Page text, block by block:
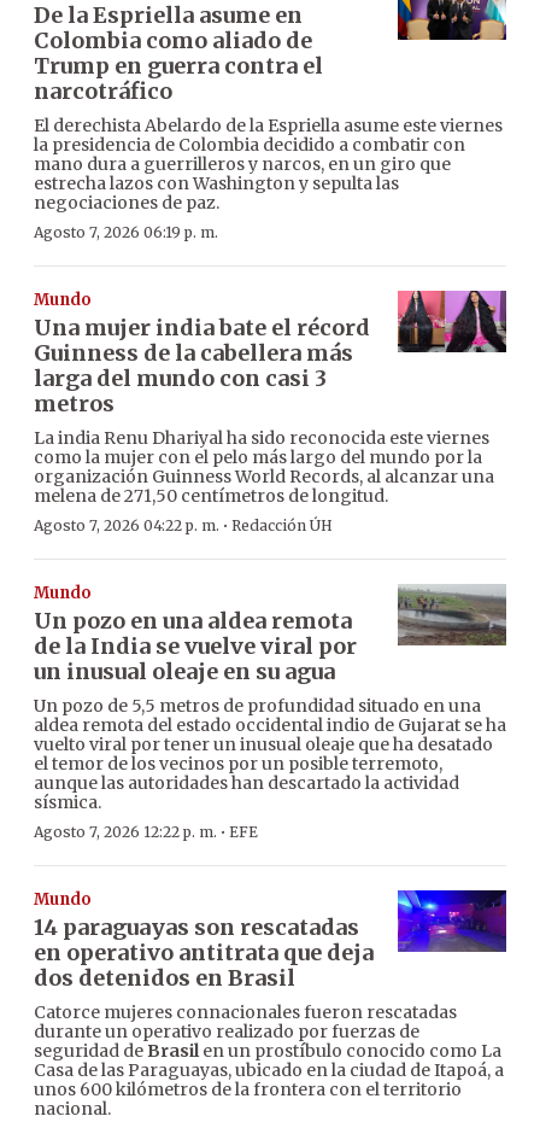
De la Espriella asume en
Colombia como aliado de
Trump en guerra contra el
narcotráfico
El derechista Abelardo de la Espriella asume este viernes
la presidencia de Colombia decidido a combatir con
mano dura a guerrilleros y narcos, en un giro que
estrecha lazos con Washington y sepulta las
negociaciones de paz.
Agosto 7, 2026 06:19 p. m.
Mundo
Una mujer india bate el récord
Guinness de la cabellera más
larga del mundo con casi 3
metros
La india Renu Dhariyal ha sido reconocida este viernes
como la mujer con el pelo más largo del mundo por la
organización Guinness World Records, al alcanzar una
melena de 271,50 centímetros de longitud.
Agosto 7, 2026 04:22 p. m. · Redacción ÚH
Mundo
Un pozo en una aldea remota
de la India se vuelve viral por
un inusual oleaje en su agua
Un pozo de 5,5 metros de profundidad situado en una
aldea remota del estado occidental indio de Gujarat se ha
vuelto viral por tener un inusual oleaje que ha desatado
el temor de los vecinos por un posible terremoto,
aunque las autoridades han descartado la actividad
sísmica.
Agosto 7, 2026 12:22 p. m. · EFE
Mundo
14 paraguayas son rescatadas
en operativo antitrata que deja
dos detenidos en Brasil
Catorce mujeres connacionales fueron rescatadas
durante un operativo realizado por fuerzas de
seguridad de Brasilen un prostíbulo conocido como La
Casa de las Paraguayas, ubicado en la ciudad de Itapoá, a
unos 600 kilómetros de la frontera con el territorio
nacional.